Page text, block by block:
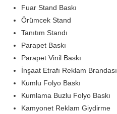
Fuar Stand Baskı
Örümcek Stand
Tanıtım Standı
Parapet Baskı
Parapet Vinil Baskı
İnşaat Etrafı Reklam Brandası
Kumlu Folyo Baskı
Kumlama Buzlu Folyo Baskı
Kamyonet Reklam Giydirme